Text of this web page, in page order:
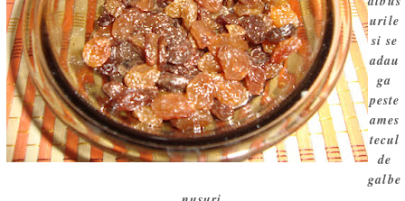
urile
si se
adau
ga
peste
ames
tecul
de
galbe